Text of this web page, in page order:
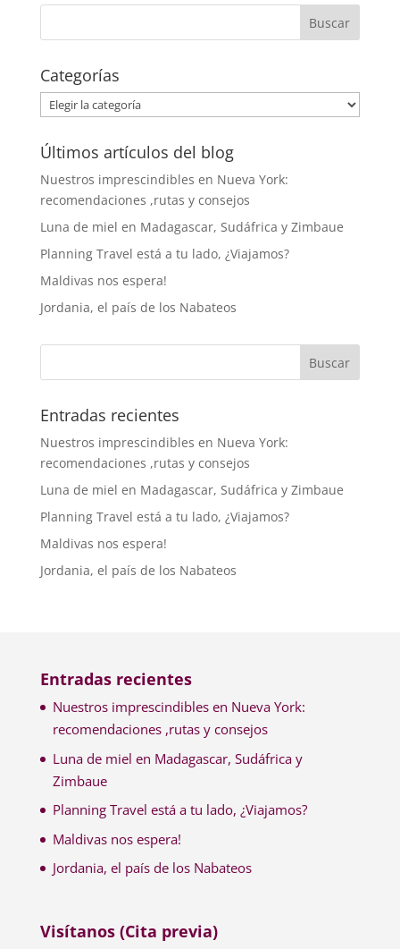
Categorías
Categorías
Últimos artículos del blog
Nuestros imprescindibles en Nueva York:
recomendaciones ,rutas y consejos
Luna de miel en Madagascar, Sudáfrica y Zimbaue
Planning Travel está a tu lado, ¿Viajamos?
Maldivas nos espera!
Jordania, el país de los Nabateos
Entradas recientes
Nuestros imprescindibles en Nueva York:
recomendaciones ,rutas y consejos
Luna de miel en Madagascar, Sudáfrica y Zimbaue
Planning Travel está a tu lado, ¿Viajamos?
Maldivas nos espera!
Jordania, el país de los Nabateos
Entradas recientes
Nuestros imprescindibles en Nueva York:
recomendaciones ,rutas y consejos
Luna de miel en Madagascar, Sudáfrica y
Zimbaue
Planning Travel está a tu lado, ¿Viajamos?
Maldivas nos espera!
Jordania, el país de los Nabateos
Visítanos (Cita previa)